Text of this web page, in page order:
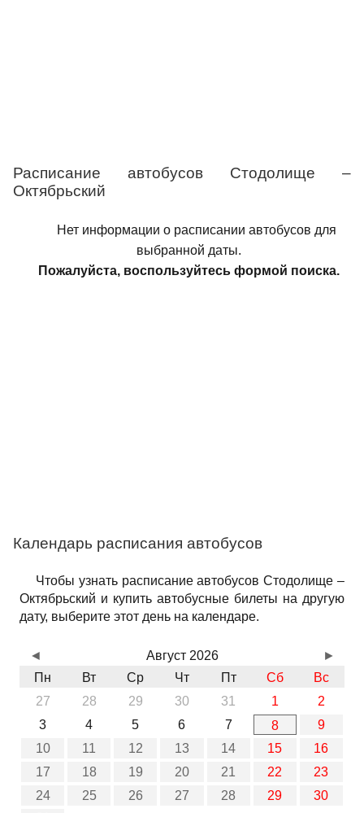
Расписание автобусов Стодолище –
Октябрьский
Нет информации о расписании автобусов для
выбранной даты.
Пожалуйста, воспользуйтесь формой поиска.
Календарь расписания автобусов
Чтобы узнать расписание автобусов Стодолище –
Октябрьский и купить автобусные билеты на другую
дату, выберите этот день на календаре.
Август 2026
Пн
Вт Ср Чт Пт Сб
Вс
27
28 29 30 31 1
2
3
4 5 6 7 8
9
10
11 12 13 14 15
16
17
18 19 20 21 22
23
24
25 26 27 28 29
30
◄ ►